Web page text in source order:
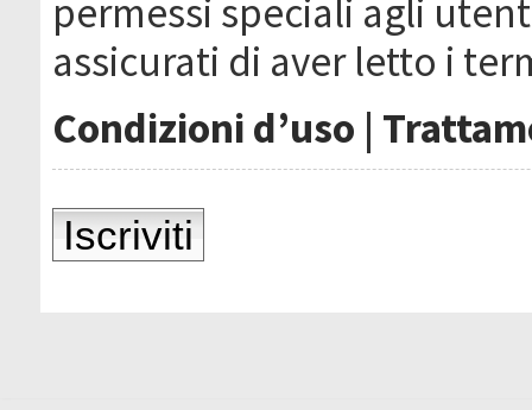
permessi speciali agli
assicurati di aver letto i
Condizioni d’uso |
Iscriviti